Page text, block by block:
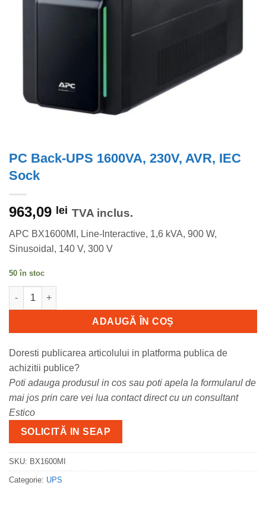
PC Back-UPS 1600VA, 230V, AVR, IEC
Sock
963,09 lei TVA inclus.
APC BX1600MI, Line-Interactive, 1,6 kVA, 900 W,
Sinusoidal, 140 V, 300 V
50 în stoc
Cantitate PC Back-UPS 1600VA, 230V, AVR, IEC Sock
ADAUGĂ ÎN COȘ
Doresti publicarea articolului in platforma publica de
achizitii publice?
Poti adauga produsul in cos sau poti apela la formularul de
mai jos prin care vei lua contact direct cu un consultant
Estico
SOLICITĂ IN SEAP
SKU: BX1600MI
Categorie: UPS